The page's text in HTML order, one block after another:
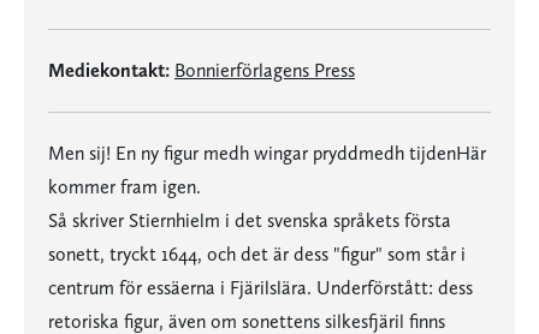
Mediekontakt: Bonnierförlagens Press
Men sij! En ny figur medh wingar pryddmedh tijdenHär
kommer fram igen.
Så skriver Stiernhielm i det svenska språkets första
sonett, tryckt 1644, och det är dess "figur" som står i
centrum för essäerna i Fjärilslära. Underförstått: dess
retoriska figur, även om sonettens silkesfjäril finns